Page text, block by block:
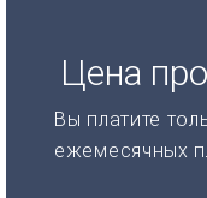
Цена
Вы платите
ежемесячных